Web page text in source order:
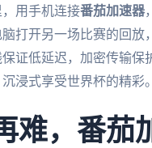
用手机连接番茄加速器
打开另一场比赛的回放
证低延迟，加密传输保
浸式享受世界杯的精彩。
难，番茄